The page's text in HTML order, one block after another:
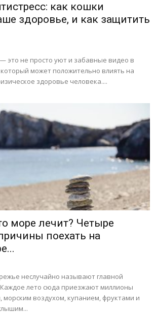
как кошки
здоровье, и как защитить
это не просто уют и забавные видео в
может положительно влиять на
здоровье человека....
море лечит? Четыре
поехать на
неслучайно называют главной
лето сюда приезжают миллионы
воздухом, купанием, фруктами и